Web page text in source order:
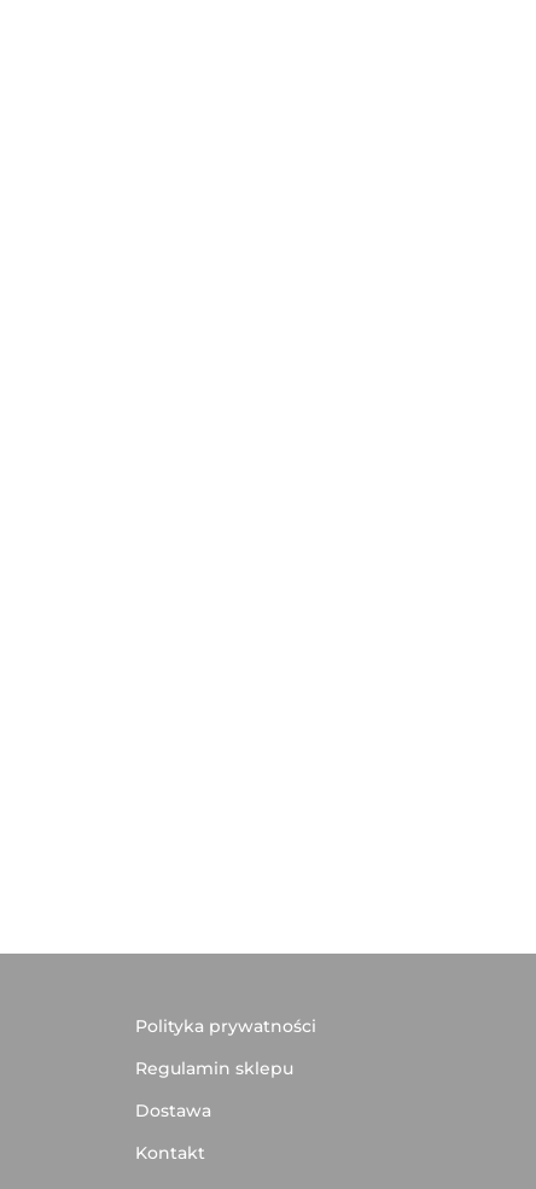
Polityka prywatności
Regulamin sklepu
Dostawa
Kontakt